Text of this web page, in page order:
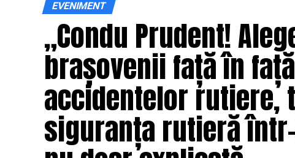
EVENIMENT
„Condu Prudent!
brașovenii față în
accidentelor rutiere,
siguranța rutieră